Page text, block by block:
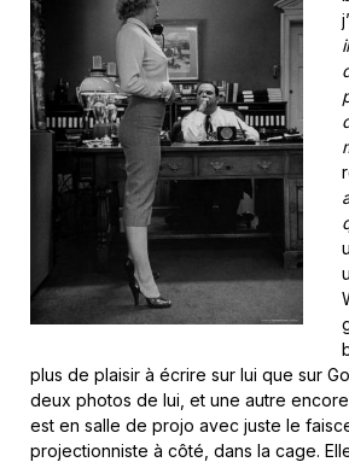
plus de plaisir à écrire sur lui que sur
deux photos de lui, et une autre
est en salle de projo avec juste le
projectionniste à côté, dans la cage.